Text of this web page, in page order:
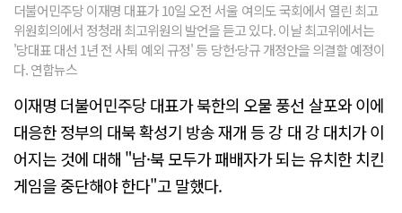
더불어민주당 이재명 대표가 10일 오전 서울 여의도 국회에서 열린 최고
위원회의에서 정청래 최고위원의 발언을 듣고 있다. 이날 최고위에서는
'당대표 대선 1년 전 사퇴 예외 규정' 등 당헌·당규 개정안을 의결할 예정이
다. 연합뉴스
이재명 더불어민주당 대표가 북한의 오물 풍선 살포와 이에
대응한 정부의 대북 확성기 방송 재개 등 강 대 강 대치가 이
어지는 것에 대해 "남·북 모두가 패배자가 되는 유치한 치킨
게임을 중단해야 한다"고 말했다.